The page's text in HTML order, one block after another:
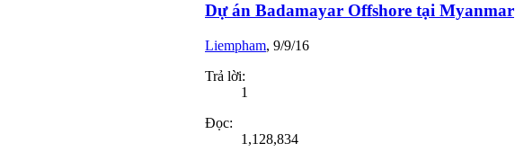
Dự án Badamayar Offshore tại Myanmar
Liempham, 9/9/16
Trả lời:
1
Đọc:
1,128,834